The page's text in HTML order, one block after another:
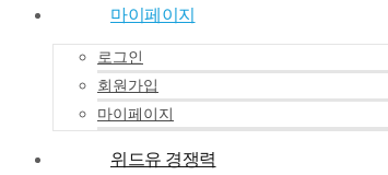
마이페이지
로그인
회원가입
마이페이지
위드유 경쟁력